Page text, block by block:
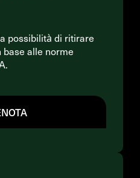
possibilità di ritirare
base alle norme